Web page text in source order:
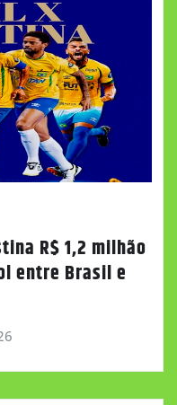
R$ 1,2 milhão
entre Brasil e